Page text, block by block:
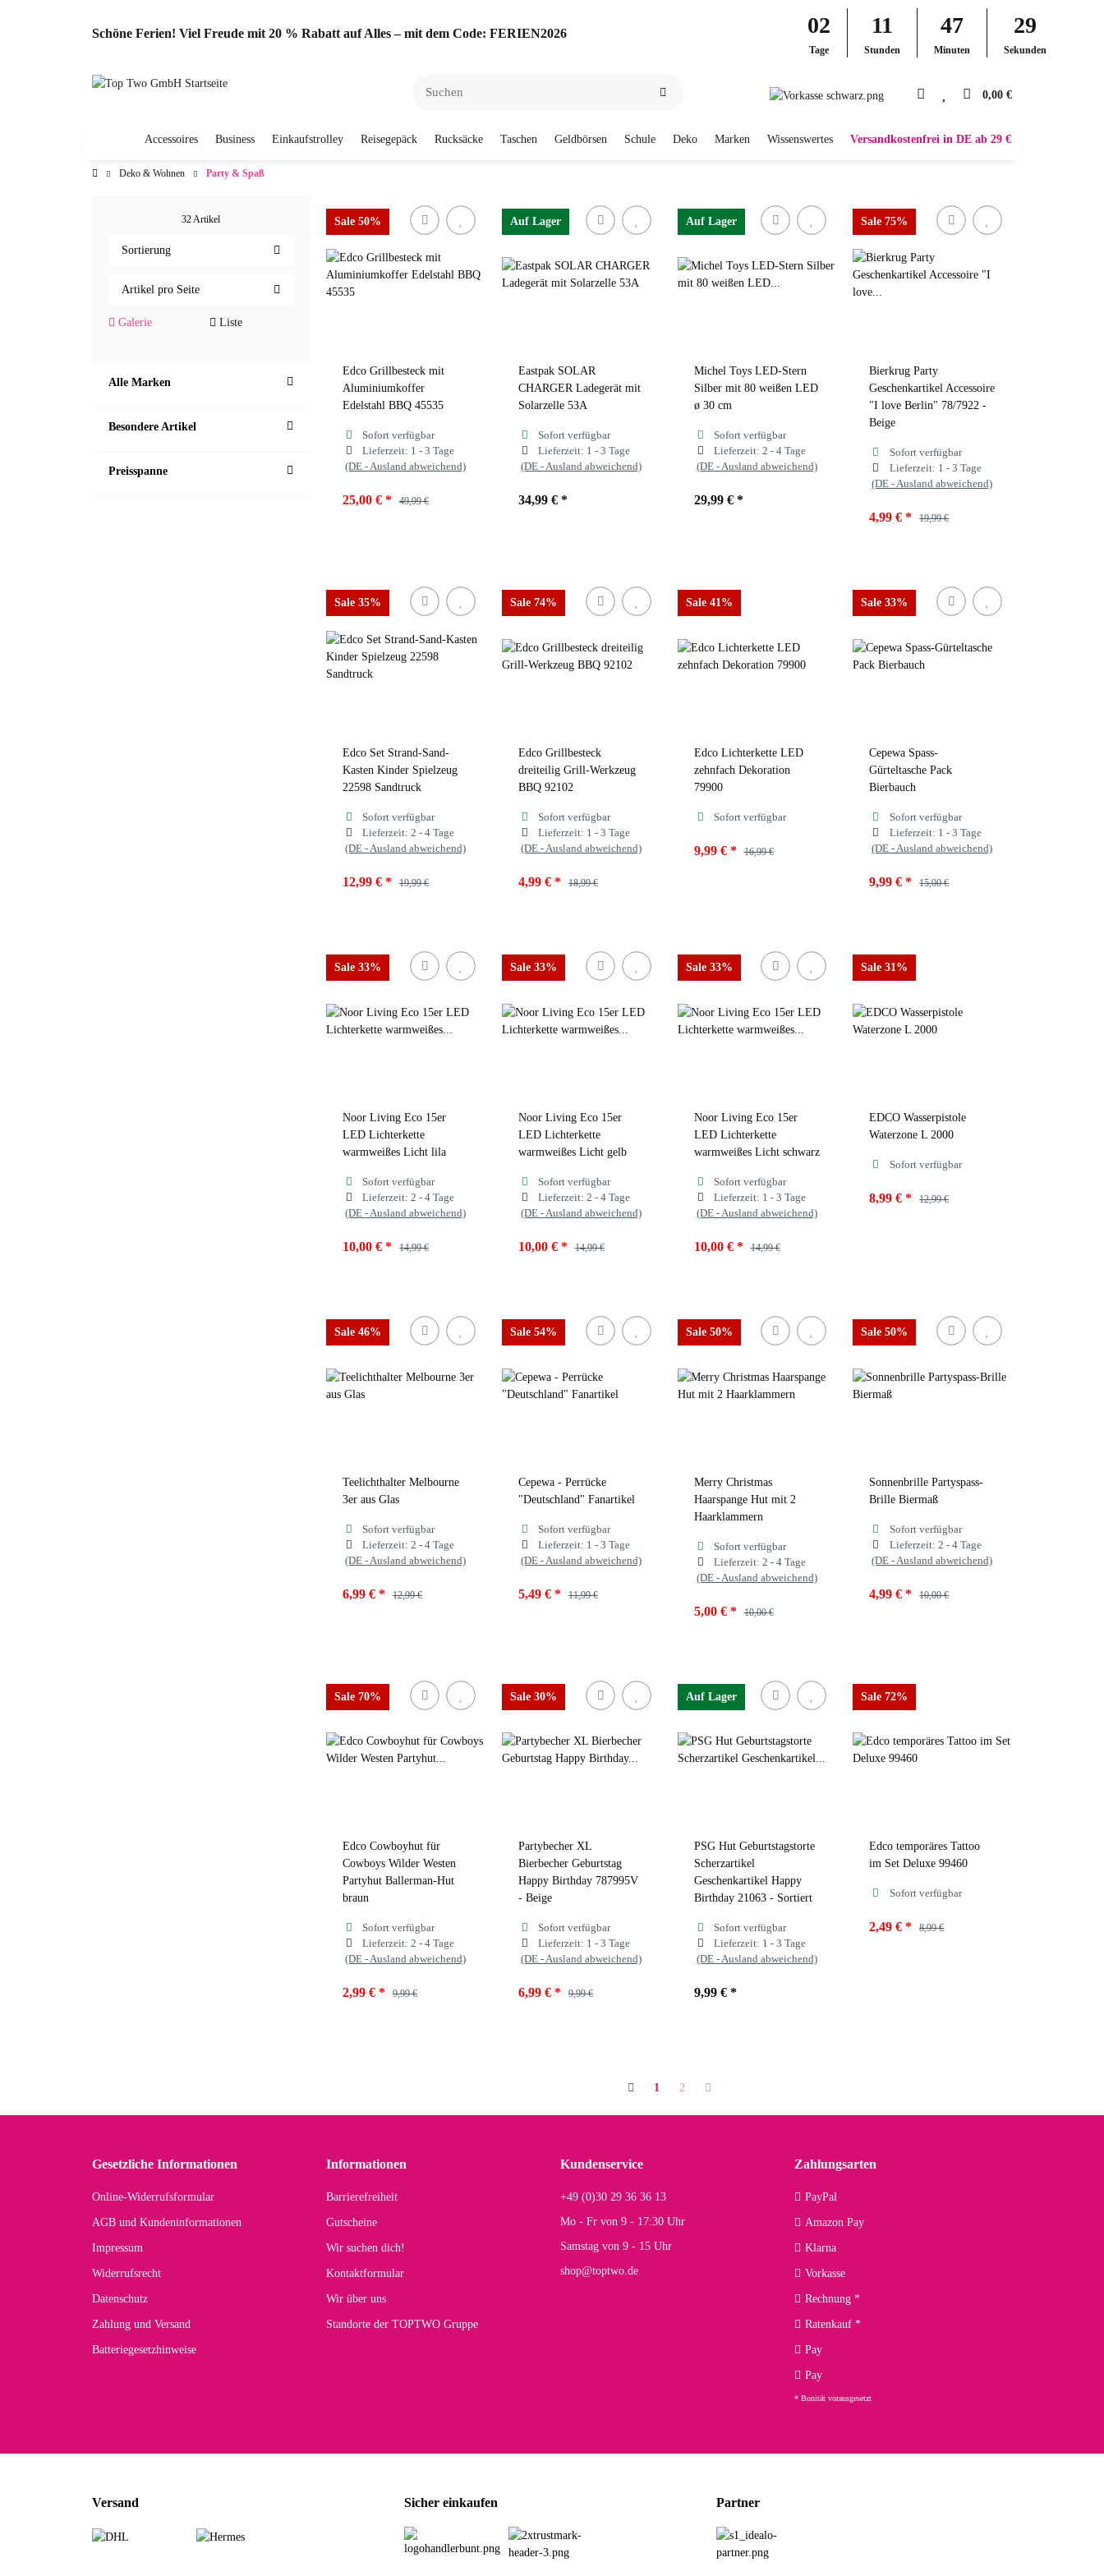
Schöne Ferien! Viel Freude mit 20 % Rabatt auf Alles – mit dem Code: FERIEN2026 02
Tage
11
Stunden
47
Minuten
28
Sekunden
0,00 €
Accessoires Business Einkaufstrolley Reisegepäck Rucksäcke Taschen Geldbörsen Schule Deko Marken Wissenswertes Versandkostenfrei in DE ab 29 €
Deko & Wohnen Party & Spaß
32 Artikel
Sortierung
Artikel pro Seite
Galerie Liste
Alle Marken
Besondere Artikel
Preisspanne
Sale 50%
Edco Grillbesteck mit
Aluminiumkoffer
Edelstahl BBQ 45535
Sofort verfügbar
Lieferzeit: 1 - 3 Tage
(DE - Ausland abweichend)
25,00 € * 49,99 €
Auf Lager
Eastpak SOLAR
CHARGER Ladegerät mit
Solarzelle 53A
Sofort verfügbar
Lieferzeit: 1 - 3 Tage
(DE - Ausland abweichend)
34,99 € *
Auf Lager
Michel Toys LED-Stern
Silber mit 80 weißen LED
ø 30 cm
Sofort verfügbar
Lieferzeit: 2 - 4 Tage
(DE - Ausland abweichend)
29,99 € *
Sale 75%
Bierkrug Party
Geschenkartikel Accessoire
"I love Berlin" 78/7922 -
Beige
Sofort verfügbar
Lieferzeit: 1 - 3 Tage
(DE - Ausland abweichend)
4,99 €* 19,99 €
Sale 35%
Edco Set Strand-Sand-
Kasten Kinder Spielzeug
22598 Sandtruck
Sofort verfügbar
Lieferzeit:2 - 4 Tage
(DE - Ausland abweichend)
12,99 € * 19,99 €
Sale 74%
Edco Grillbesteck
dreiteilig Grill-Werkzeug
BBQ 92102
Sofort verfügbar
Lieferzeit: 1 - 3 Tage
(DE - Ausland abweichend)
4,99 € * 18,99 €
Sale 41%
Edco Lichterkette LED
zehnfach Dekoration
79900
Sofort verfügbar
9,99 € * 16,99 €
Bunt BlumenBunt Uni
Sale 33%
Cepewa Spass-
Gürteltasche Pack
Bierbauch
Sofort verfügbar
Lieferzeit: 1 - 3 Tage
(DE - Ausland abweichend)
9,99 €* 15,00 €
Sale 33%
Noor Living Eco 15er
LED Lichterkette
warmweißes Licht lila
Sofort verfügbar
Lieferzeit:2 - 4 Tage
(DE - Ausland abweichend)
10,00 € * 14,99 €
lila gelb
Sale 33%
Noor Living Eco 15er
LED Lichterkette
warmweißes Licht gelb
Sofort verfügbar
Lieferzeit: 2 - 4 Tage
(DE - Ausland abweichend)
10,00 € * 14,99 €
lila gelb
Sale 33%
Noor Living Eco 15er
LED Lichterkette
warmweißes Licht schwarz
Sofort verfügbar
Lieferzeit: 1 - 3 Tage
(DE - Ausland abweichend)
10,00 € * 14,99 €
lila gelb
Sale 31%
EDCO Wasserpistole
Waterzone L 2000
Sofort verfügbar
8,99 €* 12,99 €
Grün
Sale 46%
Teelichthalter Melbourne
3er aus Glas
Sofort verfügbar
Lieferzeit:2 - 4 Tage
(DE - Ausland abweichend)
6,99 € * 12,99 €
Sale 54%
Cepewa - Perrücke
"Deutschland" Fanartikel
Sofort verfügbar
Lieferzeit: 1 - 3 Tage
(DE - Ausland abweichend)
5,49 € * 11,99 €
Sale 50%
Merry Christmas
Haarspange Hut mit 2
Haarklammern
Sofort verfügbar
Lieferzeit: 2 - 4 Tage
(DE - Ausland abweichend)
5,00 € * 10,00 €
Sale 50%
Sonnenbrille Partyspass-
Brille Biermaß
Sofort verfügbar
Lieferzeit: 2 - 4 Tage
(DE - Ausland abweichend)
4,99 €* 10,00 €
Sale 70%
Edco Cowboyhut für
Cowboys Wilder Westen
Partyhut Ballerman-Hut
braun
Sofort verfügbar
Lieferzeit:2 - 4 Tage
(DE - Ausland abweichend)
2,99 € * 9,99 €
Sale 30%
Partybecher XL
Bierbecher Geburtstag
Happy Birthday 787995V
- Beige
Sofort verfügbar
Lieferzeit: 1 - 3 Tage
(DE - Ausland abweichend)
6,99 € * 9,99 €
Auf Lager
PSG Hut Geburtstagstorte
Scherzartikel
Geschenkartikel Happy
Birthday 21063 - Sortiert
Sofort verfügbar
Lieferzeit: 1 - 3 Tage
(DE - Ausland abweichend)
9,99 € *
Sale 72%
Edco temporäres Tattoo
im Set Deluxe 99460
Sofort verfügbar
2,49 €* 8,99 €
1 2
Gesetzliche Informationen
Online-Widerrufsformular
AGB und Kundeninformationen
Impressum
Widerrufsrecht
Datenschutz
Zahlung und Versand
Batteriegesetzhinweise
Informationen
Barrierefreiheit
Gutscheine
Wir suchen dich!
Kontaktformular
Wir über uns
Standorte der TOPTWO Gruppe
Kundenservice
+49 (0)30 29 36 36 13
Mo - Fr von 9 - 17:30 Uhr
Samstag von 9 - 15 Uhr
shop@toptwo.de
Zahlungsarten
PayPal
Amazon Pay
Klarna
Vorkasse
Rechnung *
Ratenkauf *
Pay
Pay
* Bonität vorausgesetzt
Versand Sicher einkaufen Partner